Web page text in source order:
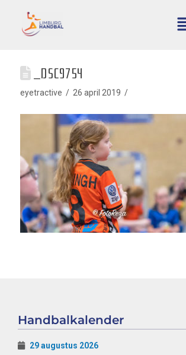
_DSC9754
eyetractive 26 april 2019
Handbalkalender
29 augustus 2026